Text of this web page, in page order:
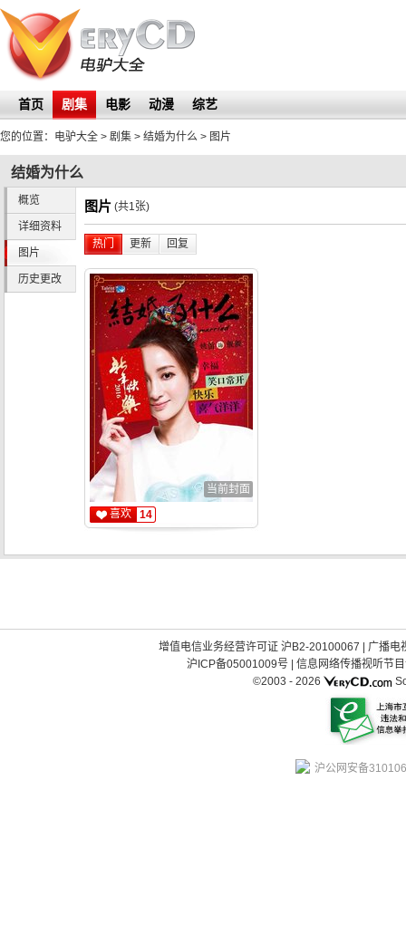
首页 剧集 电影 动漫 综艺
您的位置： 电驴大全 > 剧集 > 结婚为什么 > 图片
结婚为什么
概览
详细资料
图片
历史更改
图片 (共1张)
热门 更新 回复
当前封面
喜欢
14
增值电信业务经营许可证 沪B2-20100067
广播电
沪ICP备05001009号| 信息网络传播视听节
©2003 - 2026
沪公网安备